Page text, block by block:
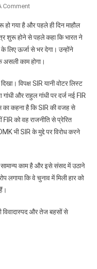
CommentOn
सत्र
शुरू,
सरकार–
विपक्ष
तकरार
तेज
गया है और पहले ही दिन माहौल
शुरू होने से पहले कहा कि भारत ने
ऊर्जा से भर देगा। उन्होंने
असली काम होगा।
विपक्ष SIR यानी वोटर लिस्ट
और राहुल गांधी पर दर्ज नई FIR
का कहना है कि SIR की वजह से
FIR को वह राजनीति से प्रेरित
भी SIR के मुद्दे पर विरोध करने
काम है और इसे संसद में उठाने
लगाया कि वे चुनाव में मिली हार को
और तेज बहसों से